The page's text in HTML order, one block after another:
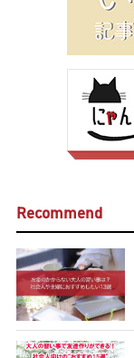
Recommend